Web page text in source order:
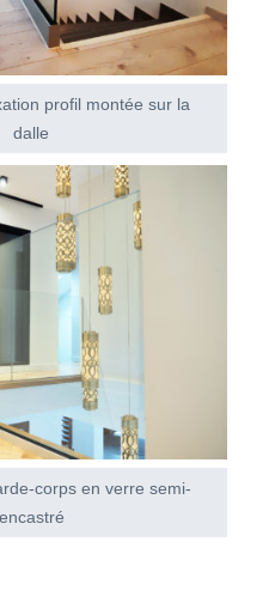
profil montée sur la
dalle
corps en verre semi-
encastré